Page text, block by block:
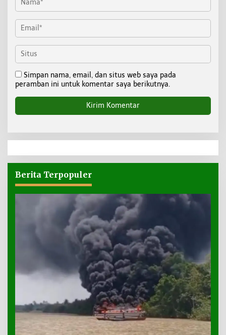
Simpan nama, email, dan situs web saya pada
peramban ini untuk komentar saya berikutnya.
Berita Terpopuler